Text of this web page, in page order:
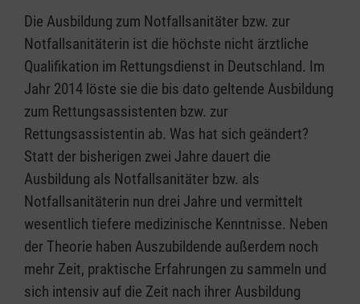
Die Ausbildung zum Notfallsanitäter bzw. zur
Notfallsanitäterin ist die höchste nicht ärztliche
Qualifikation im Rettungsdienst in Deutschland. Im
Jahr 2014 löste sie die bis dato geltende Ausbildung
zum Rettungsassistenten bzw. zur
Rettungsassistentin ab. Was hat sich geändert?
Statt der bisherigen zwei Jahre dauert die
Ausbildung als Notfallsanitäter bzw. als
Notfallsanitäterin nun drei Jahre und vermittelt
wesentlich tiefere medizinische Kenntnisse. Neben
der Theorie haben Auszubildende außerdem noch
mehr Zeit, praktische Erfahrungen zu sammeln und
sich intensiv auf die Zeit nach ihrer Ausbildung